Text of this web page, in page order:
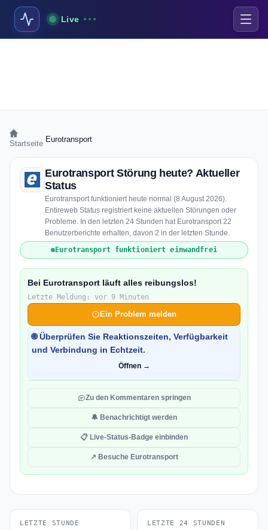
Live
Startseite Eurotransport
Eurotransport Störung heute? Aktueller
Status
Eurotransport funktioniert heute normal (8 August 2026).
Entireweb Status registriert keine aktuellen Störungen oder
Probleme. In den letzten 24 Stunden hat Eurotransport 22
Benutzerberichte erhalten, davon 2 in der letzten Stunde.
Eurotransport funktioniert einwandfrei
Bei Eurotransport läuft alles reibungslos!
Letzte Meldung: vor 9 Minuten
Ein Problem melden
🌐 Überprüfen Sie Reaktionszeiten, Verfügbarkeit
und Verbindung in Echtzeit.
Öffnen →
Zu den Kommentaren springen
🔔 Benachrichtigt werden
📋 Live-Status-Badge einbinden
↗ Besuche Eurotransport
LETZTE STUNDE LETZTE 24 STUNDEN